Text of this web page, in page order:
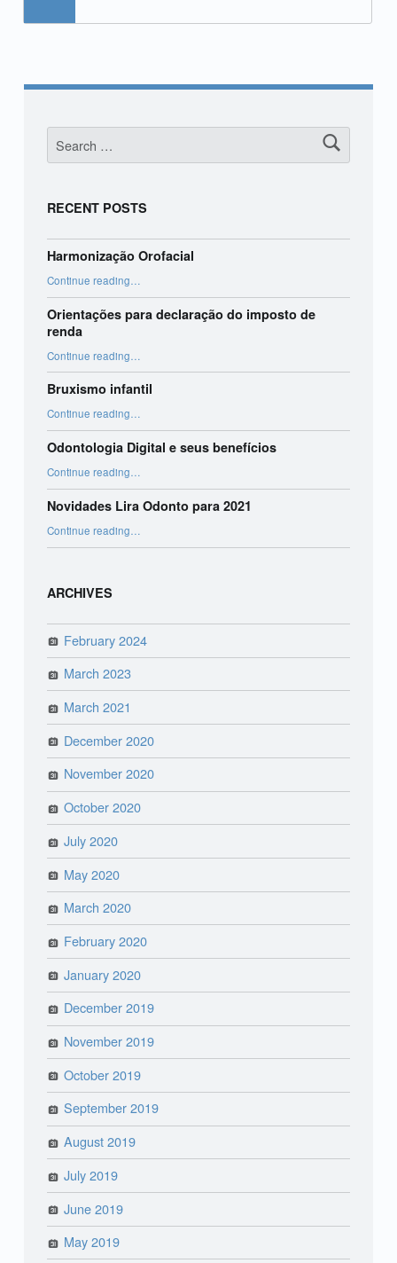
Search for:
RECENT POSTS
Harmonização Orofacial
Continue reading …
Orientações para declaração do imposto de
renda
Continue reading“Orientações para declaração do imposto de renda”
…
Bruxismo infantil
Continue reading…
Odontologia Digital e seus benefícios
Continue reading“Odontologia Digital e seus benefícios”
…
Novidades Lira Odonto para 2021
Continue reading“Novidades Lira Odonto para 2021”
…
ARCHIVES
February 2024
March 2023
March 2021
December 2020
November 2020
October 2020
July 2020
May 2020
March 2020
February 2020
January 2020
December 2019
November 2019
October 2019
September 2019
August 2019
July 2019
June 2019
May 2019